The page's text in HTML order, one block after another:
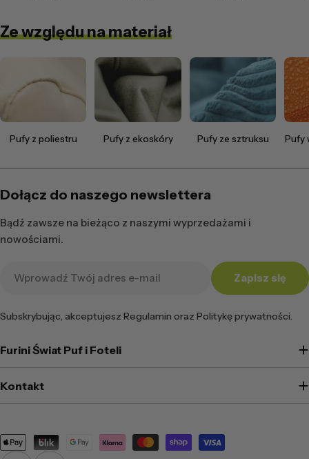
Ze względu na materiał
Pufy z poliestru Pufy z ekoskóry Pufy ze sztruksu Pufy
Dołącz do naszego newslettera
Bądź zawsze na bieżąco z naszymi wyprzedażami i
nowościami.
Zapisz się
Subskrybując, akceptujesz Regulamin oraz Politykę prywatności.
Furini Świat Puf i Foteli
Kontakt
Metody